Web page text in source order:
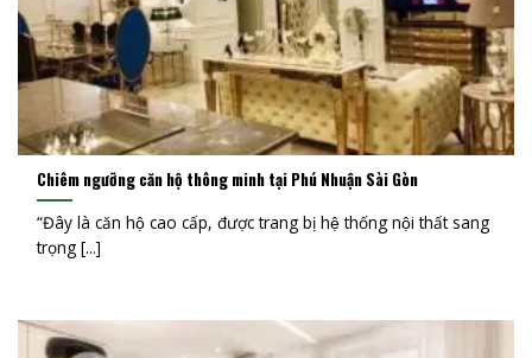
Chiêm ngưỡng căn hộ thông minh tại Phú Nhuận Sài Gòn
“Đây là căn hộ cao cấp, được trang bị hệ thống nội thất sang
trọng [...]